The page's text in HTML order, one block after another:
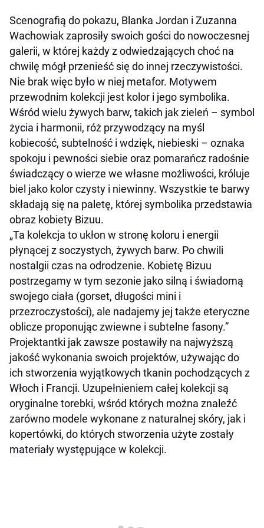
Scenografią do pokazu, Blanka Jordan i Zuzanna
Wachowiak zaprosiły swoich gości do nowoczesnej
galerii, w której każdy z odwiedzających choć na
chwilę mógł przenieść się do innej rzeczywistości.
Nie brak więc było w niej metafor. Motywem
przewodnim kolekcji jest kolor i jego symbolika.
Wśród wielu żywych barw, takich jak zieleń – symbol
życia i harmonii, róż przywodzący na myśl
kobiecość, subtelność i wdzięk, niebieski – oznaka
spokoju i pewności siebie oraz pomarańcz radośnie
świadczący o wierze we własne możliwości, króluje
biel jako kolor czysty i niewinny. Wszystkie te barwy
składają się na paletę, której symbolika przedstawia
obraz kobiety Bizuu.
„Ta kolekcja to ukłon w stronę koloru i energii
płynącej z soczystych, żywych barw. Po chwili
nostalgii czas na odrodzenie. Kobietę Bizuu
postrzegamy w tym sezonie jako silną i świadomą
swojego ciała (gorset, długości mini i
przezroczystości), ale nadajemy jej także eteryczne
oblicze proponując zwiewne i subtelne fasony.”
Projektantki jak zawsze postawiły na najwyższą
jakość wykonania swoich projektów, używając do
ich stworzenia wyjątkowych tkanin pochodzących z
Włoch i Francji. Uzupełnieniem całej kolekcji są
oryginalne torebki, wśród których można znaleźć
zarówno modele wykonane z naturalnej skóry, jak i
kopertówki, do których stworzenia użyte zostały
materiały występujące w kolekcji.